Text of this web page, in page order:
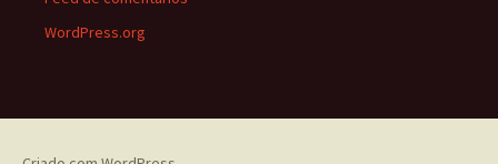
WordPress.org